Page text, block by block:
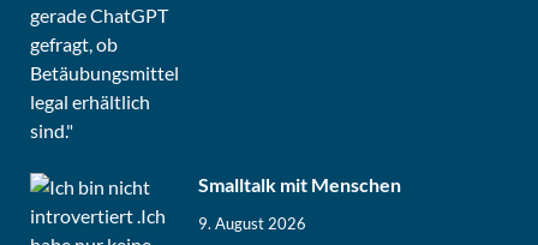
Smalltalk mit Menschen
9. August 2026